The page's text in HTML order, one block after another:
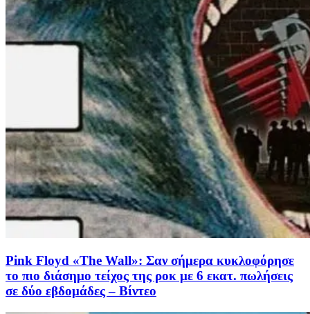
Pink Floyd «The Wall»: Σαν σήμερα κυκλοφόρησε
το πιο διάσημο τείχος της ροκ με 6 εκατ. πωλήσεις
σε δύο εβδομάδες – Βίντεο